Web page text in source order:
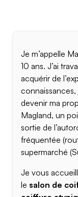
Je m’appelle
10 ans. J’ai
acquérir de
connaissances,
devenir ma
Magland, un
sortie de
fréquentée
supermarché
Je vous
le salon de